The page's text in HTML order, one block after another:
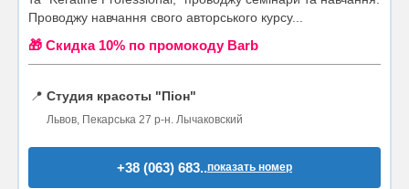
Проводжу навчання свого авторського курсу...
🎁 Cкидка 10% по промокоду Barb
📍 Студия красоты "Піон"
Львов, Пекарська 27 р-н. Лычаковский
+38 (063) 683..показать номер